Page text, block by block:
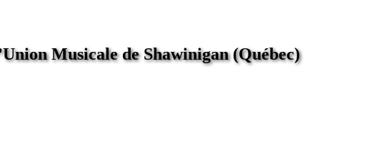
Musicale de Shawinigan (Québec)